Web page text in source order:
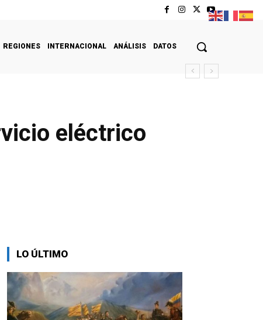
REGIONES INTERNACIONAL ANÁLISIS DATOS
eléctrico
LO ÚLTIMO